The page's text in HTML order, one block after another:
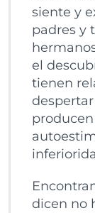
siente y
padres y
el
tienen
dicen no